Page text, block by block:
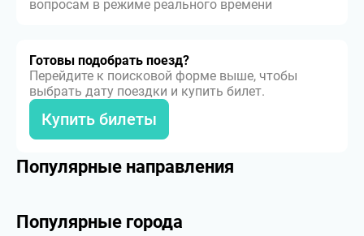
вопросам в режиме реального времени
Готовы подобрать поезд?
Перейдите к поисковой форме выше, чтобы
выбрать дату поездки и купить билет.
Купить билеты
Популярные направления
Популярные города